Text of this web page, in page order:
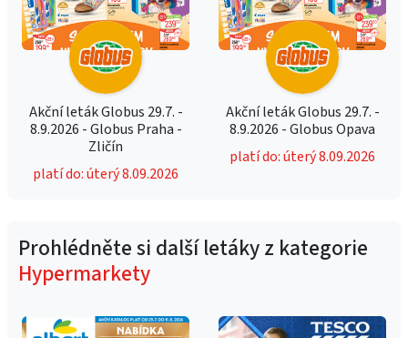
Akční leták Globus 29.7. -
8.9.2026 - Globus Praha -
Zličín
platí do: úterý 8.09.2026
Akční leták Globus 29.7. -
8.9.2026 - Globus Opava
platí do: úterý 8.09.2026
Prohlédněte si další letáky z kategorie
Hypermarkety